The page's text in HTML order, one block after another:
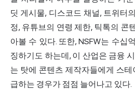
딧 게시물, 디스코드 채널, 트위터
정, 유튜브의 연령 제한, 틱톡의 콘
아볼 수 있다. 또한, NSFW는 수십
징하기도 하는데, 이 산업은 금융
는 탓에 콘텐츠 제작자들에게 스
급하는 경우가 점점 늘어나고 있다.